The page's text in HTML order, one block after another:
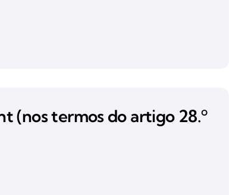
(nos termos do artigo 28.º